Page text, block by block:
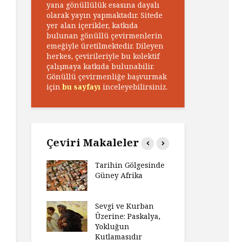
yana gönüllülük esasına dayalı
olarak yayın yapmaktadır. Sitede
yer alan içerikler, katkıda
bulunan gönüllü çevirmenlerin
emeğiyle üretilmektedir. Dileyen
herkes, çevirileriyle bu kolektif
çalışmaya katkıda bulunabilir.
Gönüllü çevirmenliğe başvurmak
içinbu sayfayı inceleyebilirsiniz.
Çeviri Makaleler
Bir Hikâye
Tarihin Gölgesinde
Güney Afrika
Sevgi ve Kurban
Üzerine: Paskalya,
Yokluğun
Kutlamasıdır